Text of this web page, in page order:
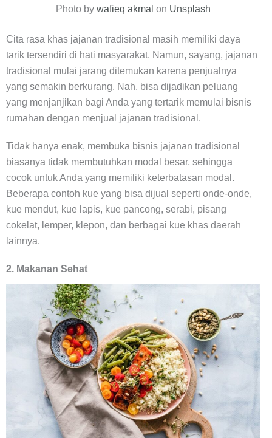
Photo by wafieq akmal on Unsplash
Cita rasa khas jajanan tradisional masih memiliki daya
tarik tersendiri di hati masyarakat. Namun, sayang, jajanan
tradisional mulai jarang ditemukan karena penjualnya
yang semakin berkurang. Nah, bisa dijadikan peluang
yang menjanjikan bagi Anda yang tertarik memulai bisnis
rumahan dengan menjual jajanan tradisional.
Tidak hanya enak, membuka bisnis jajanan tradisional
biasanya tidak membutuhkan modal besar, sehingga
cocok untuk Anda yang memiliki keterbatasan modal.
Beberapa contoh kue yang bisa dijual seperti onde-onde,
kue mendut, kue lapis, kue pancong, serabi, pisang
cokelat, lemper, klepon, dan berbagai kue khas daerah
lainnya.
2. Makanan Sehat